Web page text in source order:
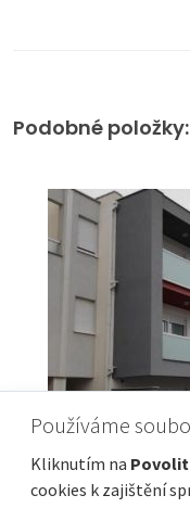
Používáme
Kliknutím na Povolit
cookies k zajištění
Podobné položky: